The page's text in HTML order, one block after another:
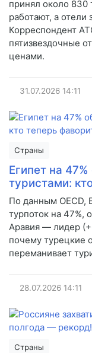
принял около 830
работают, а отели
Корреспондент
пятизвездочные
ценами.
31.07.2026 14:11
Страны
Египет на
туристами:
По данным OECD,
турпоток на 47%,
Аравия — лидер
почему турецкие
переманивает
28.07.2026 14:11
Страны